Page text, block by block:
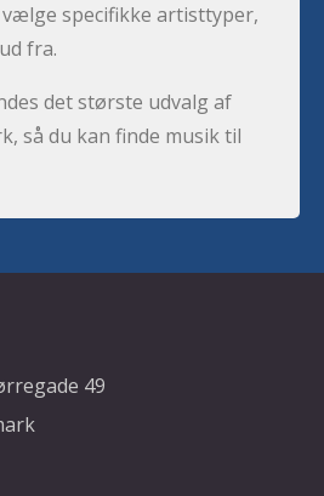
specifikke artisttyper,
fra.
det største udvalg af
så du kan finde musik til
49